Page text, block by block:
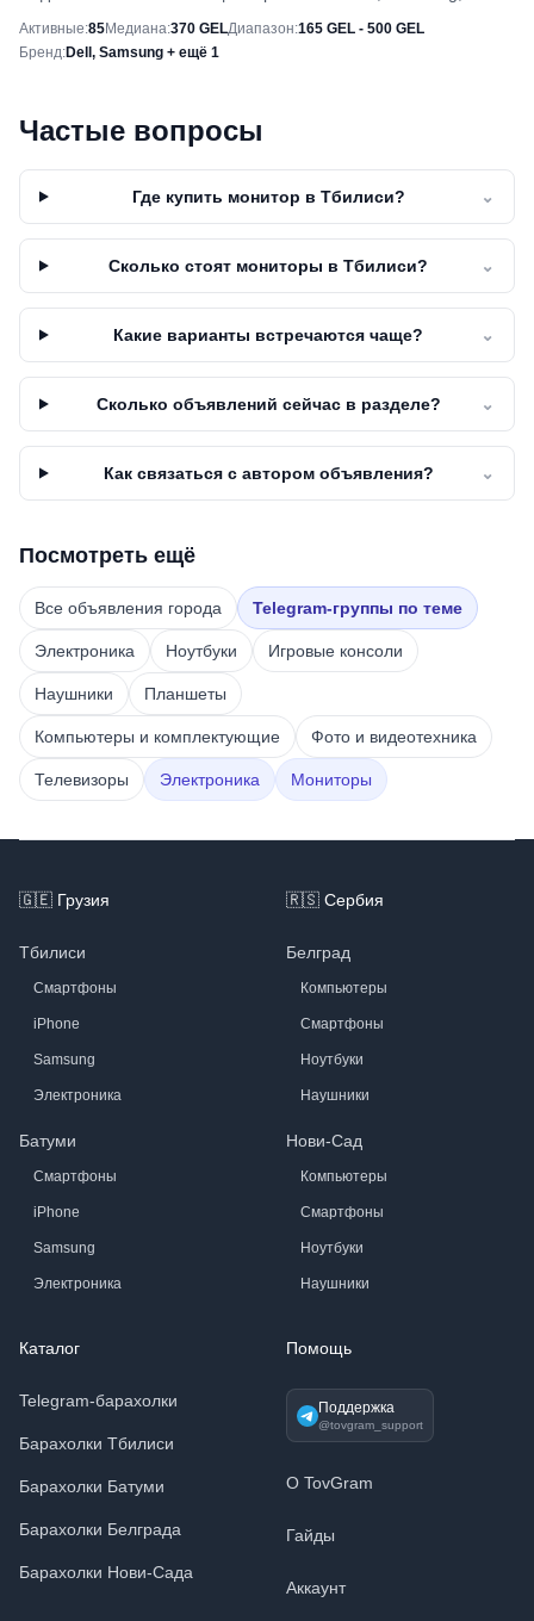
Снимок рынка
Активные:85Медиана:370 GELДиапазон:165 GEL - 500 GEL
Бренд:Dell, Samsung + ещё 1
Частые вопросы
Где купить монитор в Тбилиси? ⌄
Сколько стоят мониторы в Тбилиси? ⌄
Какие варианты встречаются чаще? ⌄
Сколько объявлений сейчас в разделе? ⌄
Как связаться с автором объявления? ⌄
Посмотреть ещё
Все объявления города Telegram-группы по теме
Электроника Ноутбуки Игровые консоли
Наушники Планшеты
Компьютеры и комплектующие Фото и видеотехника
Телевизоры Электроника Мониторы
🇬🇪 Грузия
Тбилиси
Смартфоны
iPhone
Samsung
Электроника
Батуми
Смартфоны
iPhone
Samsung
Электроника
🇷🇸 Сербия
Белград
Компьютеры
Смартфоны
Ноутбуки
Наушники
Нови-Сад
Компьютеры
Смартфоны
Ноутбуки
Наушники
Каталог
Telegram-барахолки
Барахолки Тбилиси
Барахолки Батуми
Барахолки Белграда
Барахолки Нови-Сада
Помощь
Поддержка
@tovgram_support
О TovGram
Гайды
Аккаунт